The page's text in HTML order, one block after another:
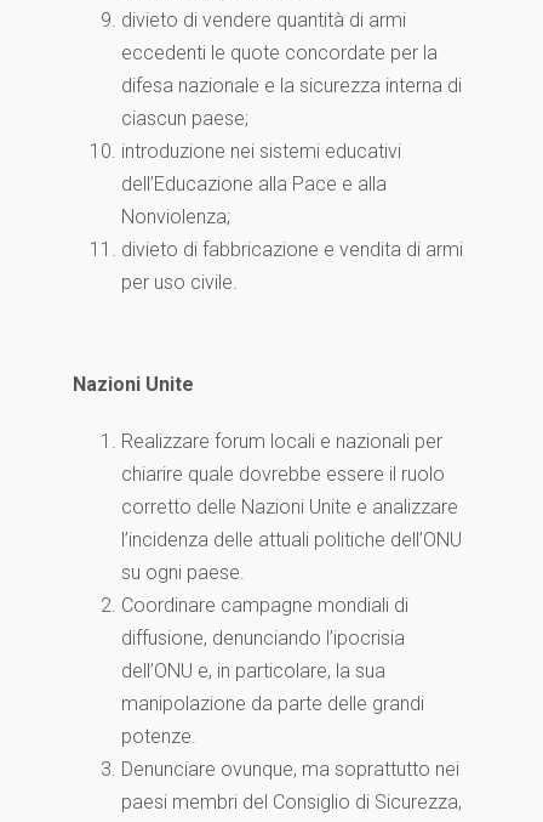
divieto di vendere quantità di armi
eccedenti le quote concordate per la
difesa nazionale e la sicurezza interna di
ciascun paese;
introduzione nei sistemi educativi
dell’Educazione alla Pace e alla
Nonviolenza;
divieto di fabbricazione e vendita di armi
per uso civile.
Nazioni Unite
Realizzare forum locali e nazionali per
chiarire quale dovrebbe essere il ruolo
corretto delle Nazioni Unite e analizzare
l’incidenza delle attuali politiche dell’ONU
su ogni paese.
Coordinare campagne mondiali di
diffusione, denunciando l’ipocrisia
dell’ONU e, in particolare, la sua
manipolazione da parte delle grandi
potenze.
Denunciare ovunque, ma soprattutto nei
paesi membri del Consiglio di Sicurezza,